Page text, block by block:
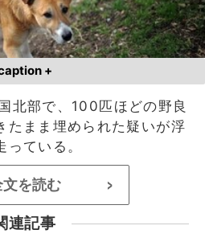
+
北部で、100匹ほどの野良
たまま埋められた疑いが浮
っている。
文を読む >
連記事